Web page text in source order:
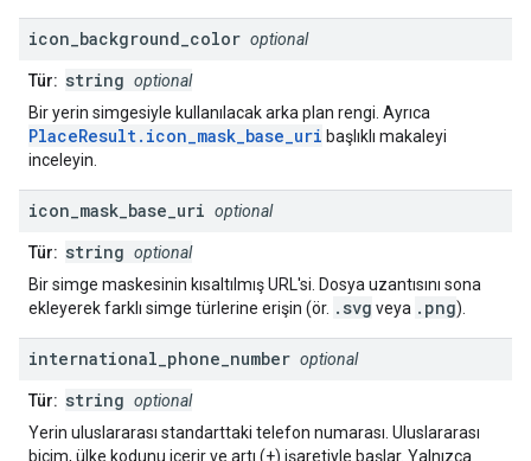
icon background color optional
Tür: string optional
Bir yerin simgesiyle kullanılacak arka plan rengi. Ayrıca
PlaceResult.icon_mask_base_uri başlıklı makaleyi
inceleyin.
icon mask base uri optional
Tür: string optional
Bir simge maskesinin kısaltılmış URL'si. Dosya uzantısını sona
ekleyerek farklı simge türlerine erişin (ör. .svg veya .png).
international phone number optional
Tür: string optional
Yerin uluslararası standarttaki telefon numarası. Uluslararası
biçim, ülke kodunu içerir ve artı (+) işaretiyle başlar. Yalnızca